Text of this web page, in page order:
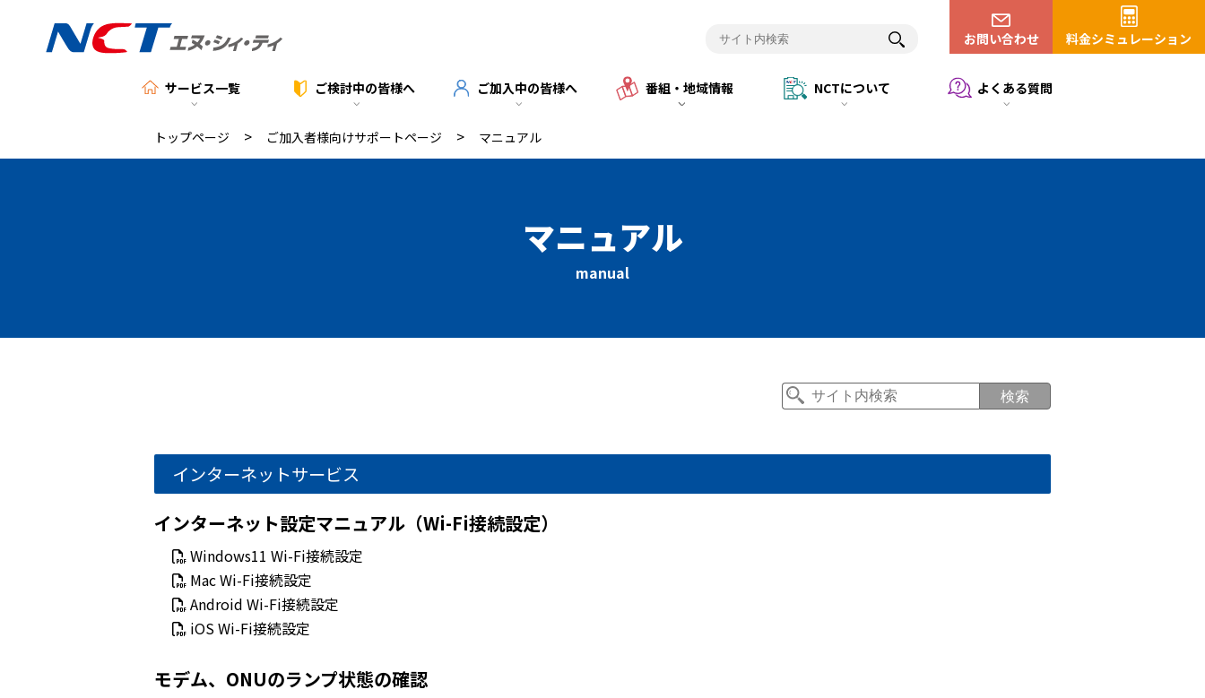
お問い合わせ 料金シミュレーション
サービス一覧 ご検討中の皆様へ ご加入中の皆様へ 番組・地域情報 NCTについて よくある質問
トップページ > ご加入者様向けサポートページ > マニュアル
マニュアル
manual
検索
インターネットサービス
インターネット設定マニュアル（Wi-Fi接続設定）
Windows11 Wi-Fi接続設定
Mac Wi-Fi接続設定
Android Wi-Fi接続設定
iOS Wi-Fi接続設定
モデム、ONUのランプ状態の確認